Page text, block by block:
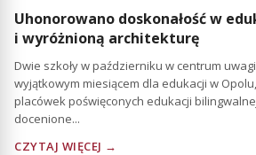
Uhonorowano doskonałość w
i wyróżnioną architekturę
Dwie szkoły w październiku w centrum
wyjątkowym miesiącem dla edukacji w
placówek poświęconych edukacji
docenione...
CZYTAJ WIĘCEJ →